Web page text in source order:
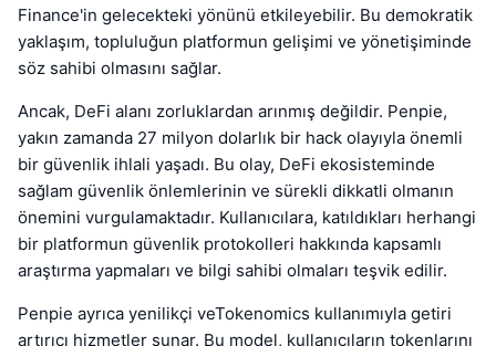
Finance'in gelecekteki yönünü etkileyebilir. Bu demokratik
yaklaşım, topluluğun platformun gelişimi ve yönetişiminde
söz sahibi olmasını sağlar.
Ancak, DeFi alanı zorluklardan arınmış değildir. Penpie,
yakın zamanda 27 milyon dolarlık bir hack olayıyla önemli
bir güvenlik ihlali yaşadı. Bu olay, DeFi ekosisteminde
sağlam güvenlik önlemlerinin ve sürekli dikkatli olmanın
önemini vurgulamaktadır. Kullanıcılara, katıldıkları herhangi
bir platformun güvenlik protokolleri hakkında kapsamlı
araştırma yapmaları ve bilgi sahibi olmaları teşvik edilir.
Penpie ayrıca yenilikçi veTokenomics kullanımıyla getiri
artırıcı hizmetler sunar. Bu model, kullanıcıların tokenlarını